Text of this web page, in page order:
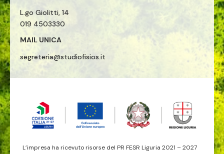
L.go Giolitti, 14
019 4503330
MAIL UNICA
segreteria@studiofisios.it
L’impresa ha ricevuto risorse del PR FESR Liguria 2021 – 2027